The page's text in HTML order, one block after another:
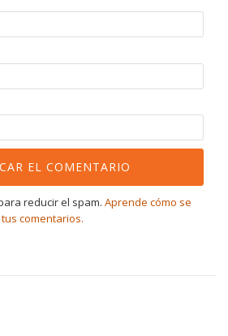
reducir el spam. Aprende cómo se
comentarios.